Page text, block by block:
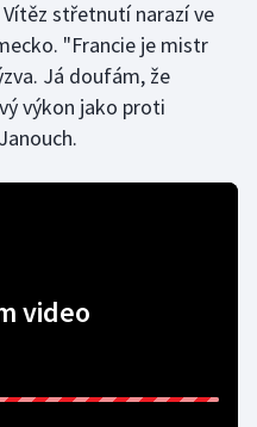
střetnutí narazí ve
"Francie je mistr
Já doufám, že
výkon jako proti
video